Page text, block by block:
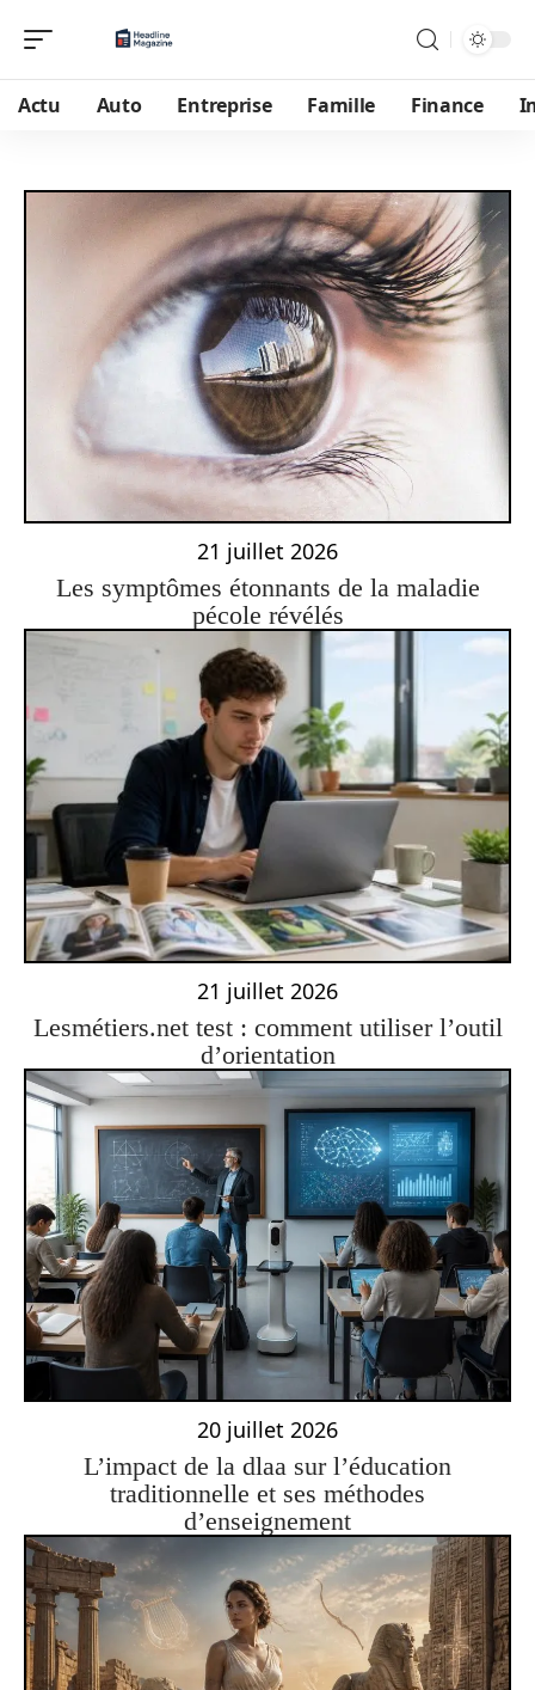
Actu Auto Entreprise Famille Finance
21 juillet 2026
Les symptômes étonnants de la maladie
pécole révélés
21 juillet 2026
Lesmétiers.net test : comment utiliser l’outil
d’orientation
20 juillet 2026
L’impact de la dlaa sur l’éducation
traditionnelle et ses méthodes
d’enseignement